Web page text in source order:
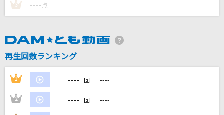
ナユタン星人
西野カナ
[生音]貴方の恋人になりたいのです
阿部真央
[生音]ピースサイン
3 ---- 点 ----
再生回数ランキング
1 ---- 回 ----
2 ---- 回 ----